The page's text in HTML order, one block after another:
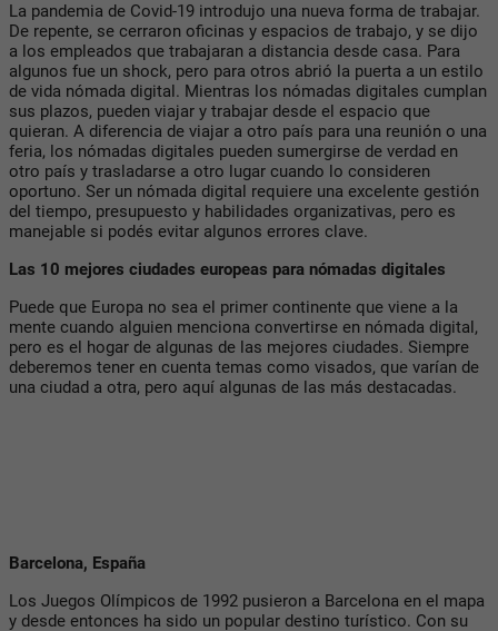
La pandemia de Covid-19 introdujo una nueva forma de trabajar.
De repente, se cerraron oficinas y espacios de trabajo, y se dijo
a los empleados que trabajaran a distancia desde casa. Para
algunos fue un shock, pero para otros abrió la puerta a un estilo
de vida nómada digital. Mientras los nómadas digitales cumplan
sus plazos, pueden viajar y trabajar desde el espacio que
quieran. A diferencia de viajar a otro país para una reunión o una
feria, los nómadas digitales pueden sumergirse de verdad en
otro país y trasladarse a otro lugar cuando lo consideren
oportuno. Ser un nómada digital requiere una excelente gestión
del tiempo, presupuesto y habilidades organizativas, pero es
manejable si podés evitar algunos errores clave.
Las 10 mejores ciudades europeas para nómadas digitales
Puede que Europa no sea el primer continente que viene a la
mente cuando alguien menciona convertirse en nómada digital,
pero es el hogar de algunas de las mejores ciudades. Siempre
deberemos tener en cuenta temas como visados, que varían de
una ciudad a otra, pero aquí algunas de las más destacadas.
Barcelona, España
Los Juegos Olímpicos de 1992 pusieron a Barcelona en el mapa
y desde entonces ha sido un popular destino turístico. Con su